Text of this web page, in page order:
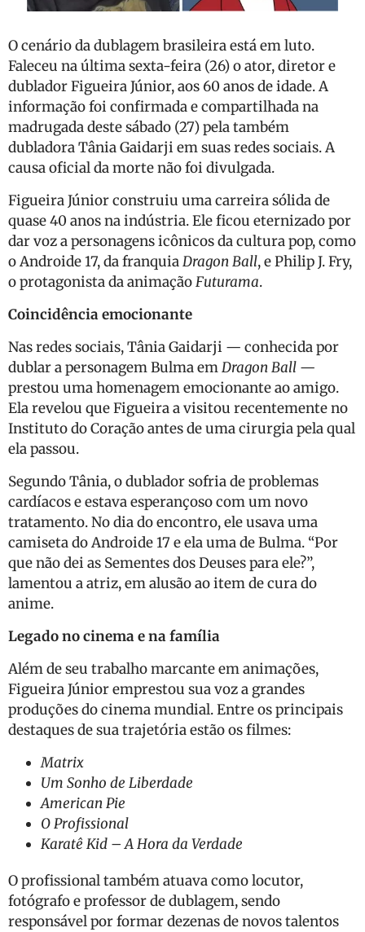
O cenário da dublagem brasileira está em luto.
Faleceu na última sexta-feira (26) o ator, diretor e
dublador Figueira Júnior, aos 60 anos de idade. A
informação foi confirmada e compartilhada na
madrugada deste sábado (27) pela também
dubladora Tânia Gaidarji em suas redes sociais. A
causa oficial da morte não foi divulgada.
Figueira Júnior construiu uma carreira sólida de
quase 40 anos na indústria. Ele ficou eternizado por
dar voz a personagens icônicos da cultura pop, como
o Androide 17, da franquiaDragon Ball, e Philip J. Fry,
o protagonista da animaçãoFuturama.
Coincidência emocionante
Nas redes sociais, Tânia Gaidarji — conhecida por
dublar a personagem Bulma emDragon Ball —
prestou uma homenagem emocionante ao amigo.
Ela revelou que Figueira a visitou recentemente no
Instituto do Coração antes de uma cirurgia pela qual
ela passou.
Segundo Tânia, o dublador sofria de problemas
cardíacos e estava esperançoso com um novo
tratamento. No dia do encontro, ele usava uma
camiseta do Androide 17 e ela uma de Bulma. “Por
que não dei as Sementes dos Deuses para ele?”,
lamentou a atriz, em alusão ao item de cura do
anime.
Legado no cinema e na família
Além de seu trabalho marcante em animações,
Figueira Júnior emprestou sua voz a grandes
produções do cinema mundial. Entre os principais
destaques de sua trajetória estão os filmes:
Matrix
Um Sonho de Liberdade
American Pie
O Profissional
Karatê Kid – A Hora da Verdade
O profissional também atuava como locutor,
fotógrafo e professor de dublagem, sendo
responsável por formar dezenas de novos talentos